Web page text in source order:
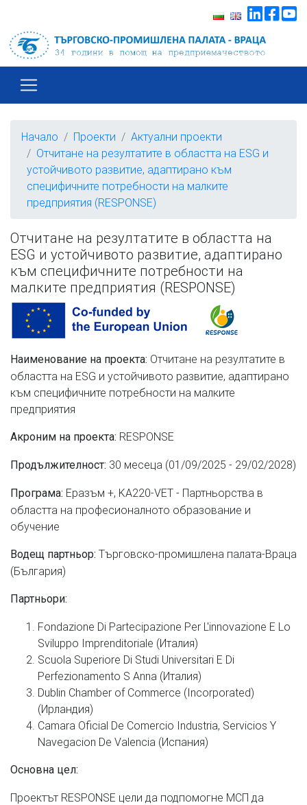
Начало Проекти
Актуални проекти
Отчитане на резултатите в областта на ESG и
устойчивото развитие, адаптирано към
специфичните потребности на малките
предприятия (RESPONSE)
Отчитане на резултатите в областта на
ESG и устойчивото развитие, адаптирано
към специфичните потребности на
малките предприятия (RESPONSE)
Наименование на проекта: Отчитане на резултатите в
областта на ESG и устойчивото развитие, адаптирано
към специфичните потребности на малките
предприятия
Акроним на проекта: RESPONSE
Продължителност: 30 месеца (01/09/2025 - 29/02/2028)
Програма: Еразъм +, KA220-VET - Партньорства в
областта на професионалното образование и
обучение
Водещ партньор: Търговско-промишлена палата-Враца
(България)
Партньори:
Fondazione Di Partecipazione Per L'innovazione E Lo
Sviluppo Imprenditoriale (Италия)
Scuola Superiore Di Studi Universitari E Di
Perfezionamento S Anna (Италия)
Dublin Chamber of Commerce (Incorporated)
(Ирландия)
Camara Oficial De Comercio Industria, Servicios Y
Navegacion De Valencia (Испания)
Основна цел:
Проектът RESPONSE цели да подпомогне МСП да